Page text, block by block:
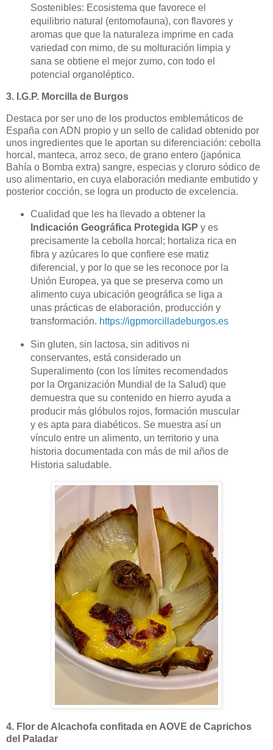
Sostenibles: Ecosistema que favorece el
equilibrio natural (entomofauna), con flavores y
aromas que que la naturaleza imprime en cada
variedad con mimo, de su molturación limpia y
sana se obtiene el mejor zumo, con todo el
potencial organoléptico.
3. I.G.P. Morcilla de Burgos
Destaca por ser uno de los productos emblemáticos de
España con ADN propio y un sello de calidad obtenido por
unos ingredientes que le aportan su diferenciación: cebolla
horcal, manteca, arroz seco, de grano entero (japónica
Bahía o Bomba extra) sangre, especias y cloruro sódico de
uso alimentario, en cuya elaboración mediante embutido y
posterior cocción, se logra un producto de excelencia.
Cualidad que les ha llevado a obtener la
Indicación Geográfica Protegida IGP y es
precisamente la cebolla horcal; hortaliza rica en
fibra y azúcares lo que confiere ese matiz
diferencial, y por lo que se les reconoce por la
Unión Europea, ya que se preserva como un
alimento cuya ubicación geográfica se liga a
unas prácticas de elaboración, producción y
transformación. https://igpmorcilladeburgos.es
Sin gluten, sin lactosa, sin aditivos ni
conservantes, está considerado un
Superalimento (con los límites recomendados
por la Organización Mundial de la Salud) que
demuestra que su contenido en hierro ayuda a
producir más glóbulos rojos, formación muscular
y es apta para diabéticos. Se muestra así un
vínculo entre un alimento, un territorio y una
historia documentada con más de mil años de
Historia saludable.
4. Flor de Alcachofa confitada en AOVE de Caprichos
del Paladar